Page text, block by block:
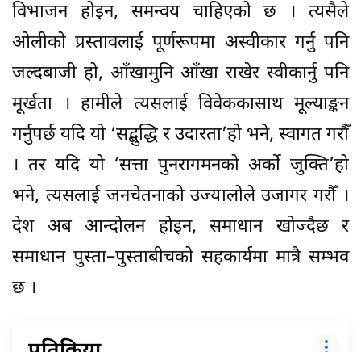
विभाजन होइन, समन्वय चाहिएको छ । त्यसैले
ओलीको प्रस्तावलाई पूर्णरूपमा अस्वीकार गर्नु पनि
जल्दबाजी हो, आँखामुनि आँखा राखेर स्वीकार्नु पनि
मूर्खता । हामीले त्यसलाई विवेककासाथ मूल्याङ्कन
गर्नुपर्छ यदि यो ‘सद्बुद्धि र उदारता’हो भने, स्वागत गरौँ
। तर यदि यो ‘सत्ता पुनरागमनको अर्को जुक्ति’हो
भने, त्यसलाई जनचेतनाको उज्यालोले उजागर गरौँ ।
देश अब आन्दोलन होइन, समाधान खोज्दैछ र
समाधान पुस्ता–पुस्ताबीचको सहकार्यमा मात्रै सम्भव
छ ।